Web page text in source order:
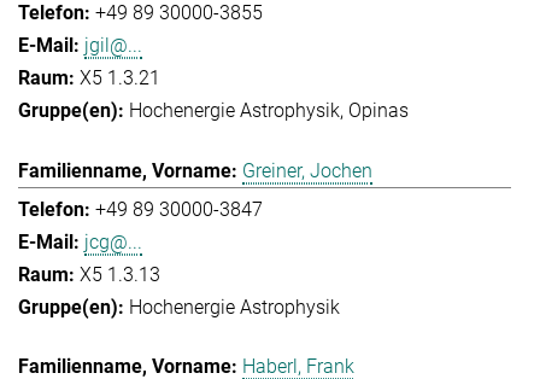
+49 89 30000-3855
jgil@...
X5 1.3.21
Hochenergie Astrophysik Opinas
Greiner, Jochen
+49 89 30000-3847
jcg@...
X5 1.3.13
Hochenergie Astrophysik
Haberl, Frank